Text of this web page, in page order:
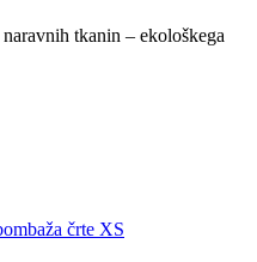
tkanin – ekološkega